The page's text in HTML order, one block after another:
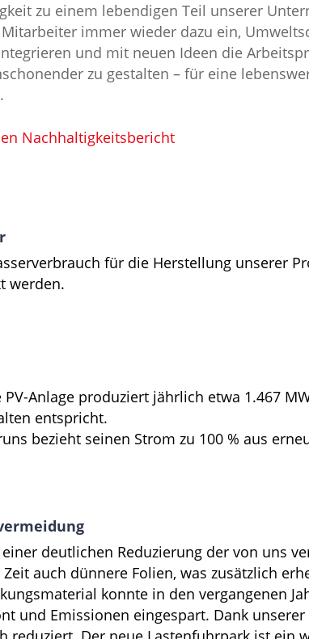
zu einem lebendigen Teil unserer
immer wieder dazu ein,
und mit neuen Ideen die
zu gestalten – für eine
Nachhaltigkeitsbericht
für die Herstellung unserer
werden.
PV-Anlage produziert jährlich etwa 1.467
entspricht.
bezieht seinen Strom zu 100 % aus
deutlichen Reduzierung der von uns
auch dünnere Folien, was zusätzlich
konnte in den vergangenen
und Emissionen eingespart. Dank